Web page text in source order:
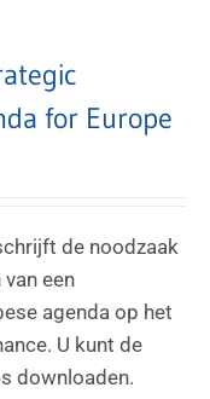
for Europe
de noodzaak
een
agenda op het
U kunt de
downloaden.